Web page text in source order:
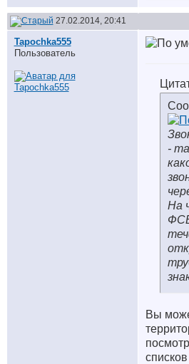
27.02.2014, 20:41
Tapochka555
Пользователь
-
На
Вы